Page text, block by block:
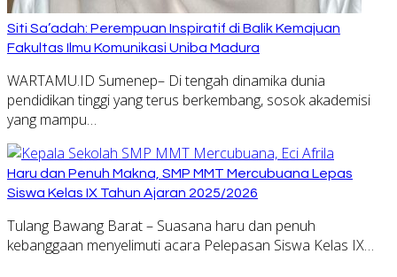
Siti Sa’adah: Perempuan Inspiratif di Balik Kemajuan
Fakultas Ilmu Komunikasi Uniba Madura
WARTAMU.ID Sumenep– Di tengah dinamika dunia
pendidikan tinggi yang terus berkembang, sosok akademisi
yang mampu…
Haru dan Penuh Makna, SMP MMT Mercubuana Lepas
Siswa Kelas IX Tahun Ajaran 2025/2026
Tulang Bawang Barat – Suasana haru dan penuh
kebanggaan menyelimuti acara Pelepasan Siswa Kelas IX…